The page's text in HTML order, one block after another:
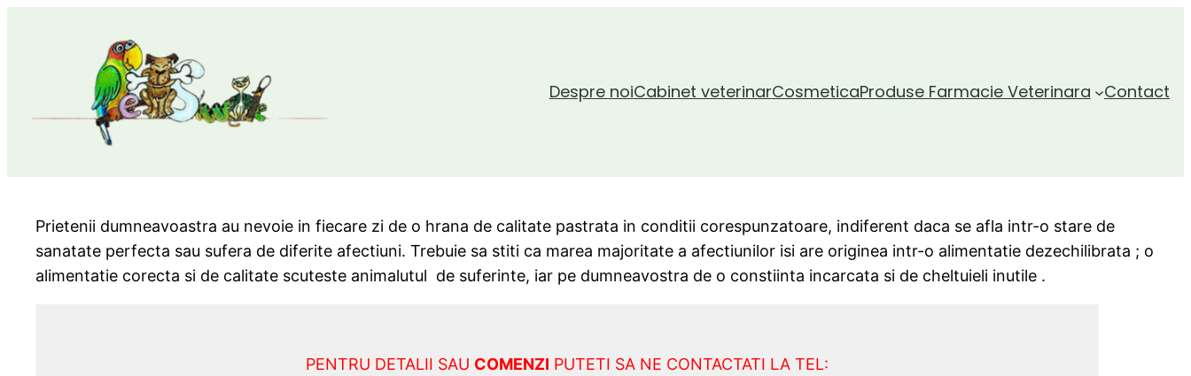
Despre noiCabinet veterinarCosmeticaProduse Farmacie Veterinara Contact
Prietenii dumneavoastra au nevoie in fiecare zi de o hrana de calitate pastrata in conditii corespunzatoare, indiferent daca se afla intr-o stare de
sanatate perfecta sau sufera de diferite afectiuni. Trebuie sa stiti ca marea majoritate a afectiunilor isi are originea intr-o alimentatie dezechilibrata ; o
alimentatie corecta si de calitate scuteste animalutul de suferinte, iar pe dumneavostra de o constiinta incarcata si de cheltuieli inutile .
PENTRU DETALII SAU COMENZI PUTETI SA NE CONTACTATI LA TEL: